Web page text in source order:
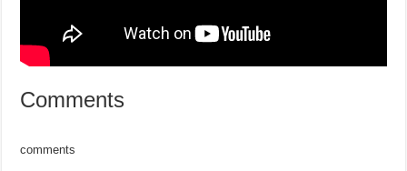
Comments
comments